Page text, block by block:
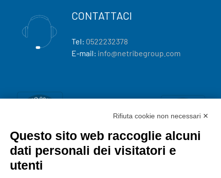
CONTATTACI
Tel: 0522232378
E-mail: info@netribegroup.com
Rifiuta cookie non necessari ✕
Questo sito web raccoglie alcuni
dati personali dei visitatori e
utenti